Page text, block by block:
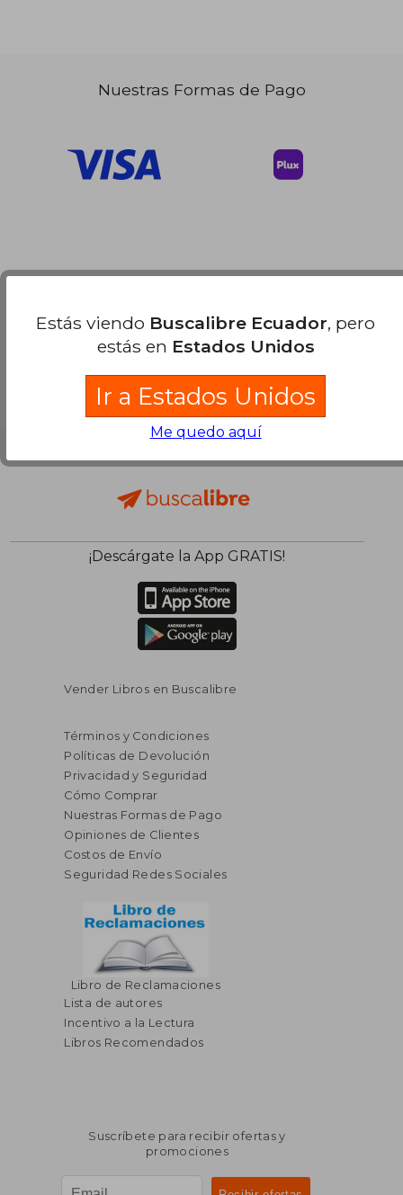
Nuestras Formas de Pago
¡Descárgate la App GRATIS!
Vender Libros en Buscalibre
Términos y Condiciones
Políticas de Devolución
Privacidad y Seguridad
Cómo Comprar
Nuestras Formas de Pago
Opiniones de Clientes
Costos de Envío
Seguridad Redes Sociales
Libro de Reclamaciones
Lista de autores
Incentivo a la Lectura
Libros Recomendados
Suscríbete para recibir ofertas y
promociones
Estás viendo Buscalibre Ecuador, pero
estás en Estados Unidos
Ir a Estados Unidos
Me quedo aquí